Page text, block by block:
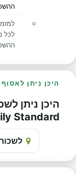
לכל
היכן ניתן
היכן ניתן
Standard